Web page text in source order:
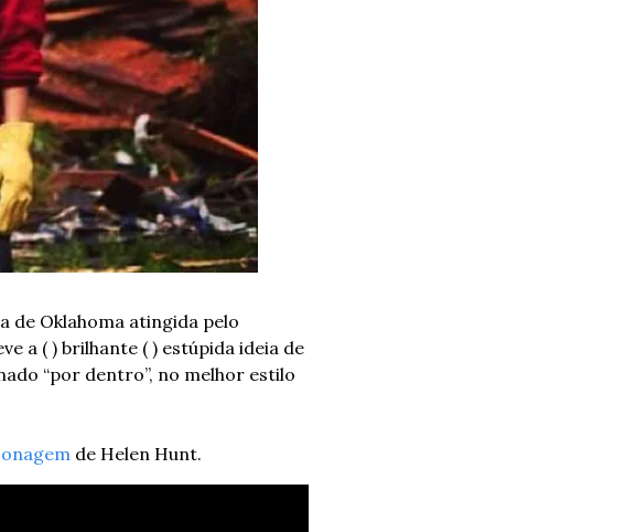
de Oklahoma atingida pelo
a ( ) brilhante ( ) estúpida ideia de
“por dentro”, no melhor estilo
de Helen Hunt.